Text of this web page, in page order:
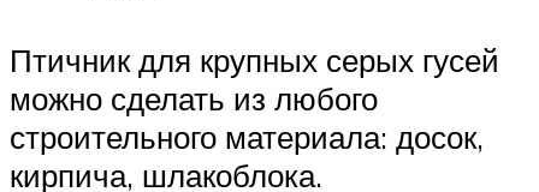
Птичник для крупных серых гусей
можно сделать из любого
строительного материала: досок,
кирпича, шлакоблока.